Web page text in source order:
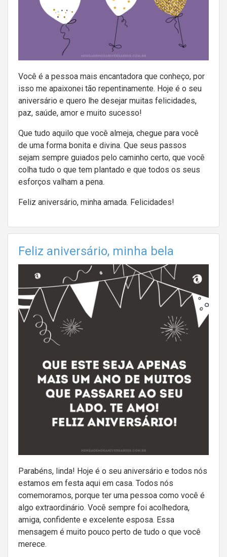
Você é a pessoa mais encantadora que conheço, por
isso me apaixonei tão repentinamente. Hoje é o seu
aniversário e quero lhe desejar muitas felicidades,
paz, saúde, amor e muito sucesso!
Que tudo aquilo que você almeja, chegue para você
de uma forma bonita e divina. Que seus passos
sejam sempre guiados pelo caminho certo, que você
colha tudo o que tem plantado e que todos os seus
esforços valham a pena.
Feliz aniversário, minha amada. Felicidades!
Feliz aniversário, minha bela
Parabéns, linda! Hoje é o seu aniversário e todos nós
estamos em festa aqui em casa. Todos nós
comemoramos, porque ter uma pessoa como você é
algo extraordinário. Você sempre foi acolhedora,
amiga, confidente e excelente esposa. Essa
mensagem é muito pouco perto de tudo o que você
merece.